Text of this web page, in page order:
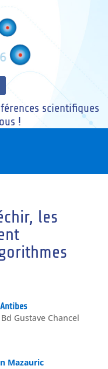
scientifiques
!
les
Gustave Chancel
Mazauric